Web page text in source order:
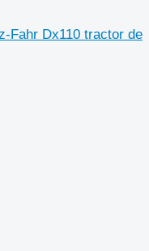
Fahr Dx110 tractor de